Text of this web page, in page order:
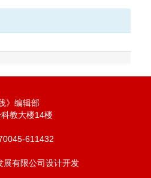
》编辑部
科教大楼14楼
611432
展有限公司设计开发